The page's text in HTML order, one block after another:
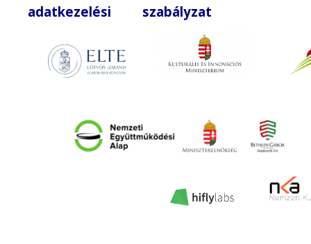
adatkezelési szabályzat